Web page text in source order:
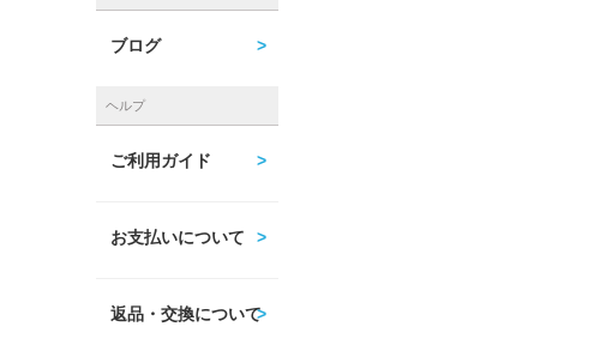
ブログ
ヘルプ
ご利用ガイド
お支払いについて
返品・交換について